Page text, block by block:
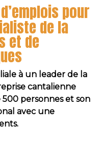
pour
de la
et de
à un leader de la
cantalienne
personnes et son
avec une